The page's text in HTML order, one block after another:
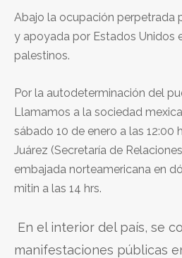
Abajo la ocupación perpetrada
y apoyada por Estados Unidos
palestinos.
Por la autodeterminación del
Llamamos a la sociedad
sábado 10 de enero a las 12:00
Juárez (Secretaría de
embajada norteamericana en
mitin a las 14 hrs.
En el interior del país, se
manifestaciones públicas